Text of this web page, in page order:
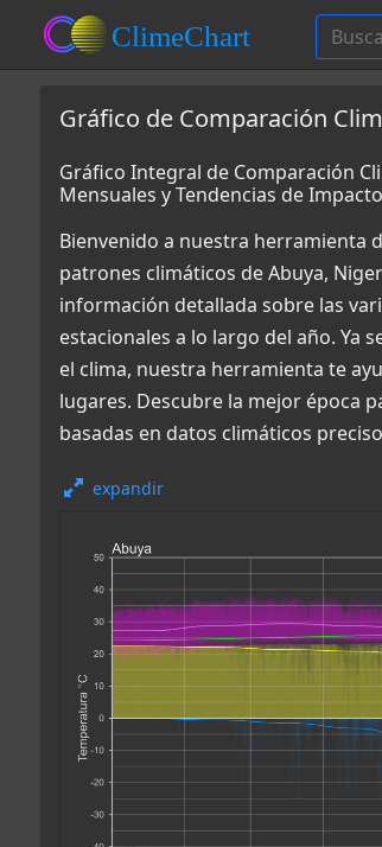
Gráfico de Comparación
Gráfico Integral de Comparación
Mensuales y Tendencias de Impacto
Bienvenido a nuestra herramienta
patrones climáticos de Abuya,
información detallada sobre las
estacionales a lo largo del año. Ya
el clima, nuestra herramienta te
lugares. Descubre la mejor época
basadas en datos climáticos
expandir